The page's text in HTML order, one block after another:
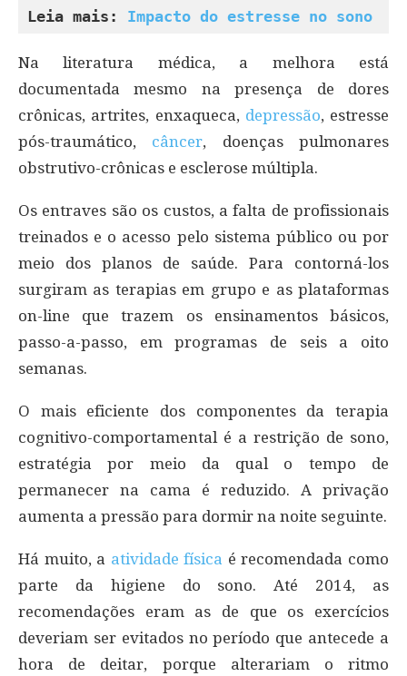
Leia mais: Impacto do estresse no sono
Na literatura médica, a melhora está
documentada mesmo na presença de dores
crônicas, artrites, enxaqueca, depressão, estresse
pós-traumático, câncer, doenças pulmonares
obstrutivo-crônicas e esclerose múltipla.
Os entraves são os custos, a falta de profissionais
treinados e o acesso pelo sistema público ou por
meio dos planos de saúde. Para contorná-los
surgiram as terapias em grupo e as plataformas
on-line que trazem os ensinamentos básicos,
passo-a-passo, em programas de seis a oito
semanas.
O mais eficiente dos componentes da terapia
cognitivo-comportamental é a restrição de sono,
estratégia por meio da qual o tempo de
permanecer na cama é reduzido. A privação
aumenta a pressão para dormir na noite seguinte.
Há muito, a atividade física é recomendada como
parte da higiene do sono. Até 2014, as
recomendações eram as de que os exercícios
deveriam ser evitados no período que antecede a
hora de deitar, porque alterariam o ritmo